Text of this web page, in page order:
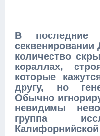
В последние
количество
кораллах,
которые
другу, но
Обычно
невидимы
группа